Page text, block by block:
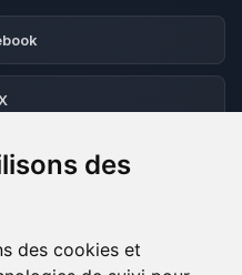
des
des cookies et